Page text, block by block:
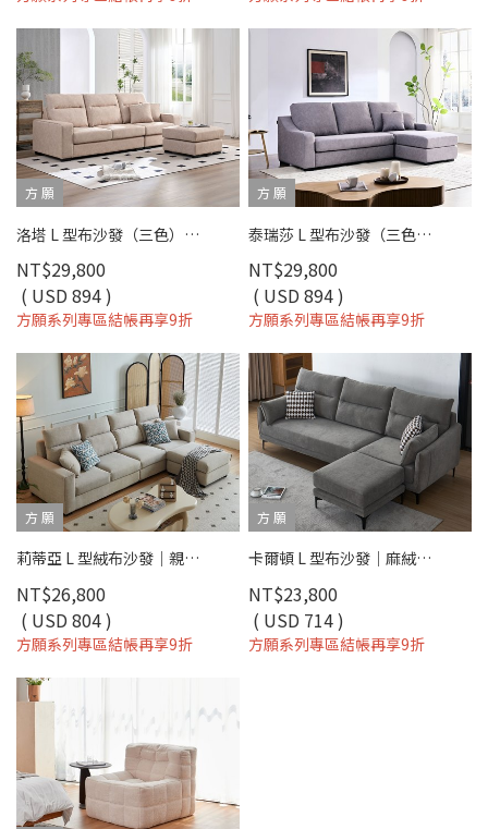
方 願
洛塔 L 型布沙發（三色）｜超細纖維科技布 × 高彈支撐坐墊 × 小宅舒適推薦 – 方願系列
NT$29,800
( USD 894 )
方願系列專區結帳再享9折
方 願
泰瑞莎 L 型布沙發（三色）｜超細纖維科技布 × 可拆洗布套 × 小宅舒適推薦 – 方願系列
NT$29,800
( USD 894 )
方願系列專區結帳再享9折
方 願
莉蒂亞 L 型絨布沙發｜親膚柔軟 × 獨立筒坐墊 × 移動腳椅 - 方願系列
NT$26,800
( USD 804 )
方願系列專區結帳再享9折
方 願
卡爾頓 L 型布沙發｜麻絨布親膚 × 獨立筒＋大靠枕 × 左右型靈活配置 – 方願系列
NT$23,800
( USD 714 )
方願系列專區結帳再享9折